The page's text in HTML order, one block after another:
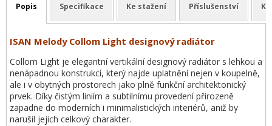
Popis Specifikace Ke stažení Příslušenství
ISAN Melody Collom Light designový radiátor
Collom Light je elegantní vertikální designový radiátor s lehkou a
nenápadnou konstrukcí, který najde uplatnění nejen v koupelně,
ale i v obytných prostorech jako plně funkční architektonický
prvek. Díky čistým liniím a subtilnímu provedení přirozeně
zapadne do moderních i minimalistických interiérů, aniž by
narušil jejich celkový charakter.